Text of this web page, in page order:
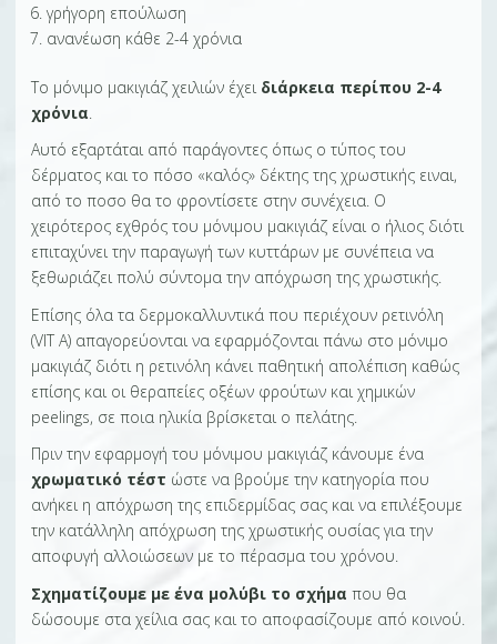
γρήγορη επούλωση
ανανέωση κάθε 2-4 χρόνια
Το μόνιμο μακιγιάζ χειλιών έχει διάρκεια περίπου 2-4
χρόνια
Αυτό εξαρτάται από παράγοντες όπως ο τύπος του
δέρματος και το πόσο «καλός» δέκτης της χρωστικής ειναι,
από το ποσο θα το φροντίσετε στην συνέχεια. Ο
χειρότερος εχθρός του μόνιμου μακιγιάζ είναι ο ήλιος διότι
επιταχύνει την παραγωγή των κυττάρων με συνέπεια να
ξεθωριάζει πολύ σύντομα την απόχρωση της χρωστικής.
Επίσης όλα τα δερμοκαλλυντικά που περιέχουν ρετινόλη
(VIT A) απαγορεύονται να εφαρμόζονται πάνω στο μόνιμο
μακιγιάζ διότι η ρετινόλη κάνει παθητική απολέπιση καθώς
επίσης και οι θεραπείες οξέων φρούτων και χημικών
peelings, σε ποια ηλικία βρίσκεται ο πελάτης.
Πριν την εφαρμογή του μόνιμου μακιγιάζ κάνουμε ένα
χρωματικό τέστ ώστε να βρούμε την κατηγορία που
ανήκει η απόχρωση της επιδερμίδας σας και να επιλέξουμε
την κατάλληλη απόχρωση της χρωστικής ουσίας για την
αποφυγή αλλοιώσεων με το πέρασμα του χρόνου.
Σχηματίζουμε με ένα μολύβι το σχήμα που θα
δώσουμε στα χείλια σας και το αποφασίζουμε από κοινού.